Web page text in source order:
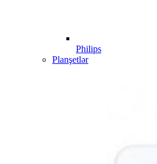
Philips
Planşetlər